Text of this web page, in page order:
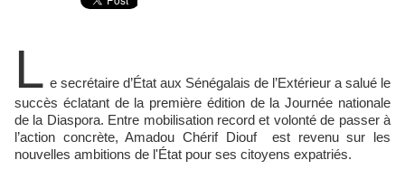
L e secrétaire d’État aux Sénégalais de l’Extérieur a salué le
succès éclatant de la première édition de la Journée nationale
de la Diaspora. Entre mobilisation record et volonté de passer à
l’action concrète, Amadou Chérif Diouf est revenu sur les
nouvelles ambitions de l'État pour ses citoyens expatriés.